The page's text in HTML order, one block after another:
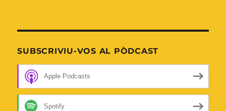
SUBSCRIVIU-VOS AL PÒDCAST
Apple Podcasts
Spotify